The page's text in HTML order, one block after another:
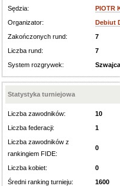
Sędzia:
PIOTR
Organizator:
Debiut
Zakończonych rund:
7
Liczba rund:
7
System rozgrywek:
Statystyka turniejowa
Liczba zawodników:
10
Liczba federacji:
1
Liczba zawodników z
rankingiem FIDE:
0
Liczba kobiet:
0
Średni ranking turnieju:
1600